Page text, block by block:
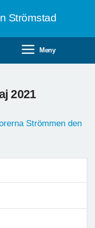
Strömstad
Meny
2021
Strömmen den